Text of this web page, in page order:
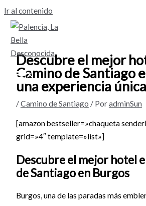
Ir al contenido
Descubre el mejor
Camino de Santiago
una experiencia única
/Camino de Santiago / PoradminSun
[amazon bestseller=»chaqueta
grid=»4″ template=»list»]
Descubre el mejor hotel
de Santiago en Burgos
Burgos, una de las paradas más